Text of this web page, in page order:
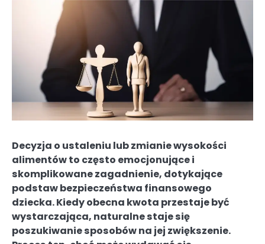
Decyzja o ustaleniu lub zmianie wysokości
alimentów to często emocjonujące i
skomplikowane zagadnienie, dotykające
podstaw bezpieczeństwa finansowego
dziecka. Kiedy obecna kwota przestaje być
wystarczająca, naturalne staje się
poszukiwanie sposobów na jej zwiększenie.